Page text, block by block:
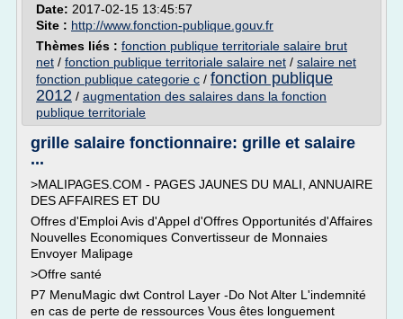
Date: 2017-02-15 13:45:57
Site : http://www.fonction-publique.gouv.fr
Thèmes liés : fonction publique territoriale salaire brut
net / fonction publique territoriale salaire net / salaire net
fonction publique categorie c / fonction publique
2012 / augmentation des salaires dans la fonction
publique territoriale
grille salaire fonctionnaire: grille et salaire
...
>MALIPAGES.COM - PAGES JAUNES DU MALI, ANNUAIRE
DES AFFAIRES ET DU
Offres d'Emploi Avis d'Appel d'Offres Opportunités d'Affaires
Nouvelles Economiques Convertisseur de Monnaies
Envoyer Malipage
>Offre santé
P7 MenuMagic dwt Control Layer -Do Not Alter L'indemnité
en cas de perte de ressources Vous êtes longuement